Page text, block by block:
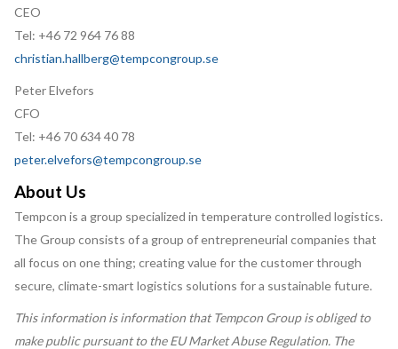
CEO
Tel: +46 72 964 76 88
christian.hallberg@tempcongroup.se
Peter Elvefors
CFO
Tel: +46 70 634 40 78
peter.elvefors@tempcongroup.se
About Us
Tempcon is a group specialized in temperature controlled logistics.
The Group consists of a group of entrepreneurial companies that
all focus on one thing; creating value for the customer through
secure, climate-smart logistics solutions for a sustainable future.
This information is information that Tempcon Group is obliged to
make public pursuant to the EU Market Abuse Regulation. The